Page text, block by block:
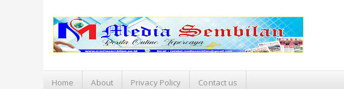
Home About Privacy Policy Contact us